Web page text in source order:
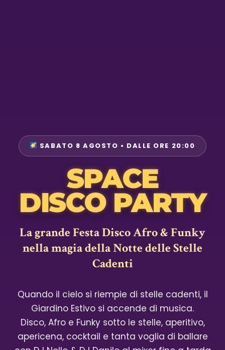
SABATO 8 AGOSTO • DALLE ORE 20:00
SPACE
DISCO PARTY
La grande Festa Disco Afro & Funky
nella magia della Notte delle Stelle
Cadenti
Quando il cielo si riempie di stelle cadenti, il
Giardino Estivo si accende di musica.
Disco, Afro e Funky sotto le stelle, aperitivo,
apericena, cocktail e tanta voglia di ballare